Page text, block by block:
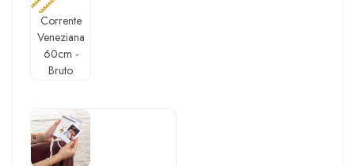
Corrente
Veneziana
60cm -
Bruto